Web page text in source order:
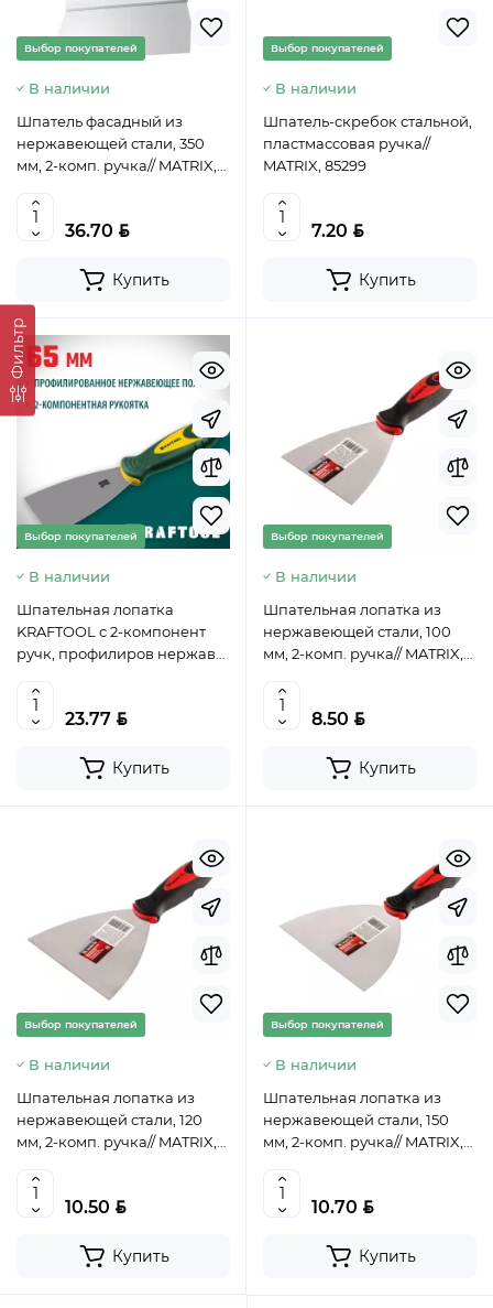
Фильтр
Выбор покупателей
В наличии
Шпатель фасадный из
нержавеющей стали, 350
мм, 2-комп. ручка// MATRIX,
36.70 BYN
Купить
Выбор покупателей
В наличии
Шпатель-скребок стальной,
пластмассовая ручка//
MATRIX, 85299
7.20 BYN
Купить
Выбор покупателей
В наличии
Шпательная лопатка
KRAFTOOL с 2-компонент
ручк, профилиров нержав
Тайвань
23.77 BYN
Купить
Выбор покупателей
В наличии
Шпательная лопатка из
нержавеющей стали, 100
мм, 2-комп. ручка// MATRIX,
8.50 BYN
Купить
Выбор покупателей
В наличии
Шпательная лопатка из
нержавеющей стали, 120
мм, 2-комп. ручка// MATRIX,
10.50 BYN
Купить
Выбор покупателей
В наличии
Шпательная лопатка из
нержавеющей стали, 150
мм, 2-комп. ручка// MATRIX,
10.70 BYN
Купить